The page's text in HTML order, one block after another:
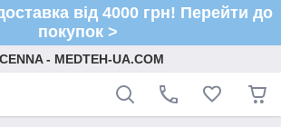
від 4000 грн! Перейти до
покупок >
- MEDTEH-UA.COM